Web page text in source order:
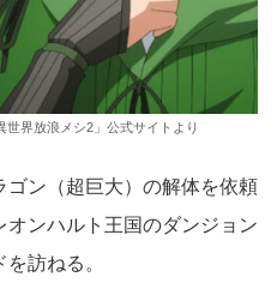
界放浪メシ2」公式サイトより
ン（超巨大）の解体を依頼
ンハルト王国のダンジョン
訪ねる。